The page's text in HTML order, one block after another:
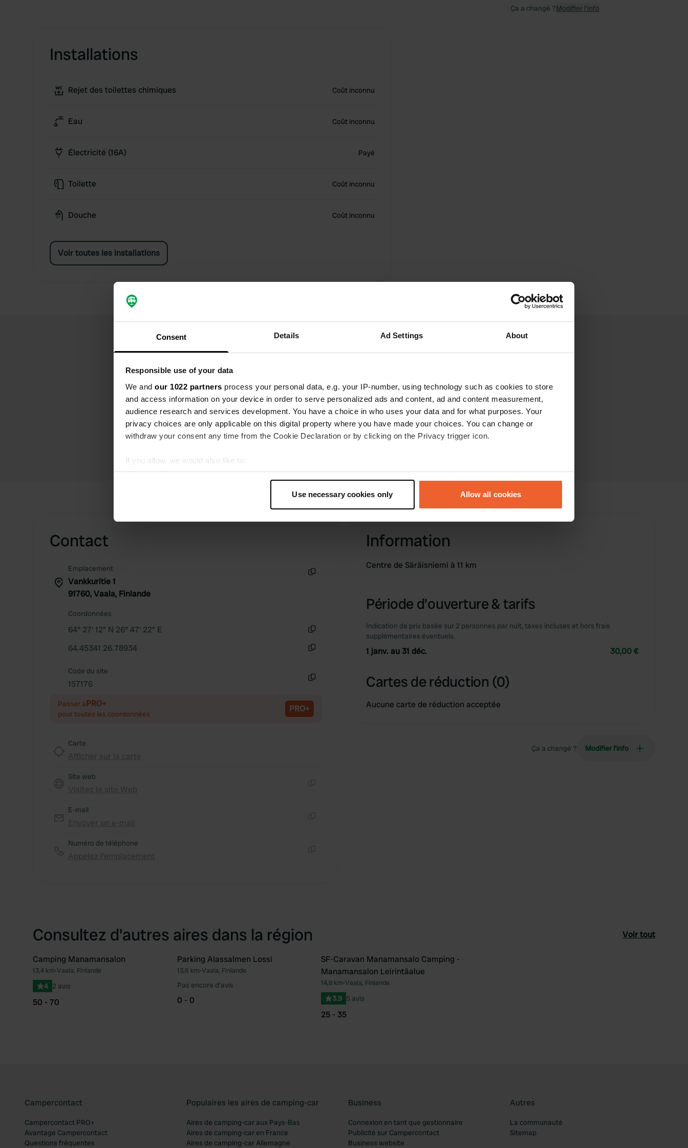
Consent Details Ad Settings About
Responsible use of your data
We and our 1022 partners process your personal data, e.g. your IP-number, using technology such as cookies to store
and access information on your device in order to serve personalized ads and content, ad and content measurement,
audience research and services development. You have a choice in who uses your data and for what purposes. Your
privacy choices are only applicable on this digital property where you have made your choices. You can change or
withdraw your consent any time from the Cookie Declaration or by clicking on the Privacy trigger icon.
If you allow, we would also like to:
Collect information about your geographical location which can be accurate to within several meters
Find out more about how your personal data is processed and set your preferences in the
information about your use of our site with our social media, advertising and analytics partners who may combine it with
Use necessary cookies only Allow all cookies
Installations
Rejet des toilettes chimiques Coût inconnu
Eau Coût inconnu
Électricité (16A) Payé
Toilette Coût inconnu
Douche Coût inconnu
Voir toutes les installations
Ça a changé ?Modifier l’info
Ajouter un avis
Vous êtes déjà venu ici ? Dites aux autres ce que
vous en pensez.
Contact
Emplacement
Vankkuritie 1
91760, Vaala, Finlande
Coordonnées
64° 27' 12" N 26° 47' 22" E
64.45341 26.78934
Code du site
157176
Passer àPRO+
pour toutes les coordonnées PRO+
Carte
Site web
E-mail
Numéro de téléphone
Information
Centre de Säräisniemi à 11 km
Période d'ouverture & tarifs
Indication de prix basée sur 2 personnes par nuit, taxes incluses et hors frais
supplémentaires éventuels.
1 janv. au 31 déc. 30,00 €
Cartes de réduction (0)
Aucune carte de réduction acceptée
Ça a changé ? Modifier l’info
Consultez d'autres aires dans la région Voir tout
Préféré
Camping Manamansalon
13,4 km•Vaala, Finlande
4 2 avis
50 - 70
Préféré
Parking Alassalmen Lossi
13,6 km•Vaala, Finlande
Pas encore d'avis
0 - 0
SF-Caravan Manamansalo Camping -
Manamansalon Leirintäalue
14,8 km•Vaala, Finlande
3.9 5 avis
25 - 35
Campercontact
Campercontact PRO+
Avantage Campercontact
Questions fréquentes
Populaires les aires de camping-car
Aires de camping-car aux Pays-Bas
Aires de camping-car en France
Aires de camping-car Allemagne
Business
Connexion en tant que gestionnaire
Publicité sur Campercontact
Business website
Autres
La communauté
Sitemap